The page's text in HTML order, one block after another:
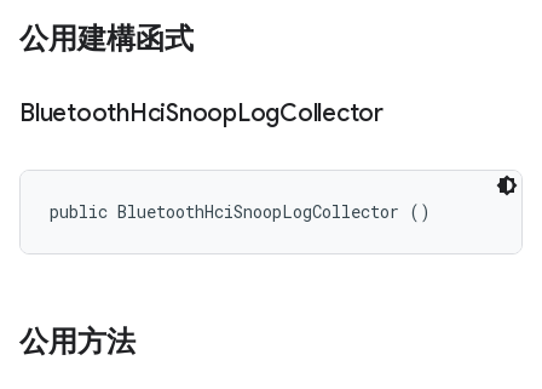
公用建構函式
BluetoothHciSnoopLogCollector
public BluetoothHciSnoopLogCollector ()
公用方法